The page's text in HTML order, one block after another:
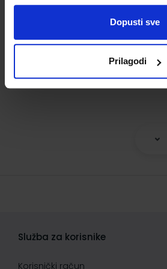
Dopusti sve
Prilagodi
Siniša Brlas
Nakladnik:NAKLADA SLAP d.o.o.
3645
Služba za korisnike
Korisnički račun